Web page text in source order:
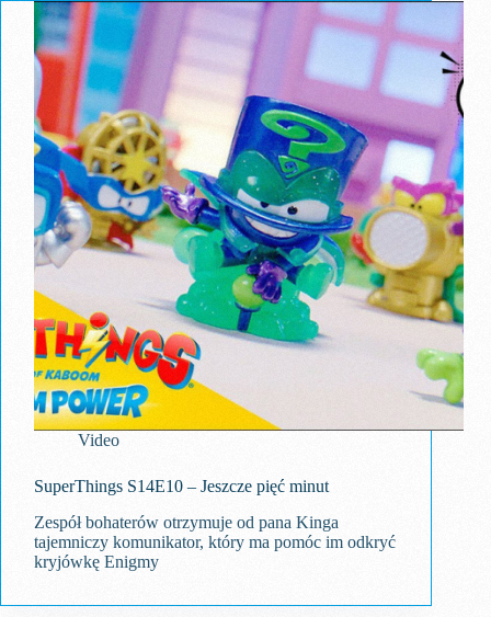
Video
SuperThings S14E10 – Jeszcze pięć minut
Zespół bohaterów otrzymuje od pana Kinga
tajemniczy komunikator, który ma pomóc im odkryć
kryjówkę Enigmy